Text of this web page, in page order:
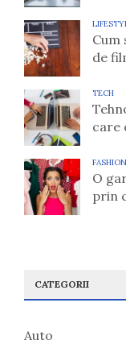
Cum
de
TECH
care
FASHION
O
prin
CATEGORII
Auto